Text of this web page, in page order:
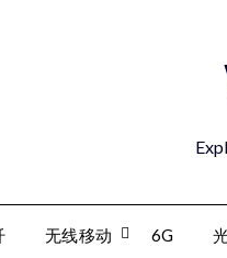
无线移动 6G